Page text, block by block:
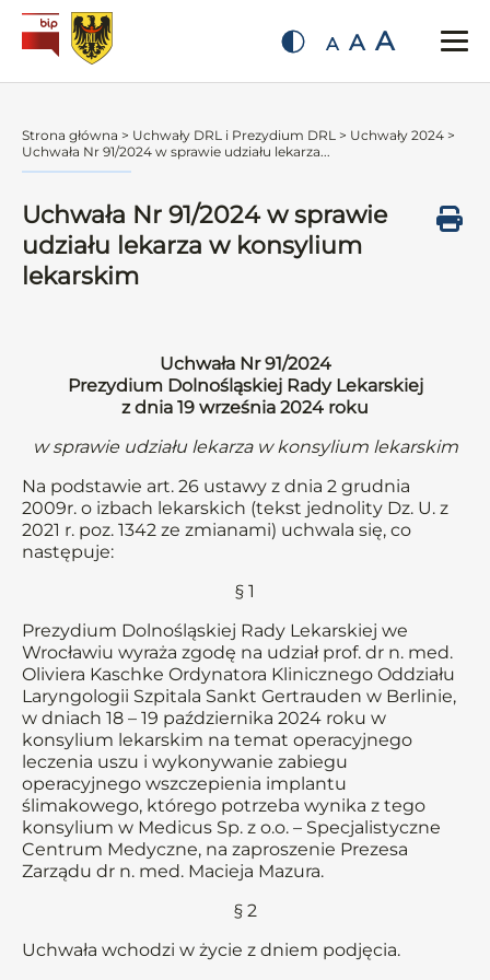
A A A
Strona główna > Uchwały DRL i Prezydium DRL > Uchwały 2024 >
Uchwała Nr 91/2024 w sprawie udziału lekarza...
Uchwała Nr 91/2024 w sprawie
udziału lekarza w konsylium
lekarskim
Uchwała Nr 91/2024
Prezydium Dolnośląskiej Rady Lekarskiej
z dnia 19 września 2024 roku
w sprawie udziału lekarza w konsylium lekarskim
Na podstawie art. 26 ustawy z dnia 2 grudnia
2009r. o izbach lekarskich (tekst jednolity Dz. U. z
2021 r. poz. 1342 ze zmianami) uchwala się, co
następuje:
§ 1
Prezydium Dolnośląskiej Rady Lekarskiej we
Wrocławiu wyraża zgodę na udział prof. dr n. med.
Oliviera Kaschke Ordynatora Klinicznego Oddziału
Laryngologii Szpitala Sankt Gertrauden w Berlinie,
w dniach 18 – 19 października 2024 roku w
konsylium lekarskim na temat operacyjnego
leczenia uszu i wykonywanie zabiegu
operacyjnego wszczepienia implantu
ślimakowego, którego potrzeba wynika z tego
konsylium w Medicus Sp. z o.o. – Specjalistyczne
Centrum Medyczne, na zaproszenie Prezesa
Zarządu dr n. med. Macieja Mazura.
§ 2
Uchwała wchodzi w życie z dniem podjęcia.